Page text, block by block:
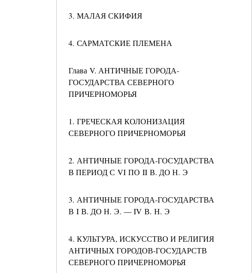
3. МАЛАЯ СКИФИЯ
4. САРМАТСКИЕ ПЛЕМЕНА
Глава V. АНТИЧНЫЕ ГОРОДА-
ГОСУДАРСТВА СЕВЕРНОГО
ПРИЧЕРНОМОРЬЯ
1. ГРЕЧЕСКАЯ КОЛОНИЗАЦИЯ
СЕВЕРНОГО ПРИЧЕРНОМОРЬЯ
2. АНТИЧНЫЕ ГОРОДА-ГОСУДАРСТВА
В ПЕРИОД С VI ПО II В. ДО Н. Э
3. АНТИЧНЫЕ ГОРОДА-ГОСУДАРСТВА
В I В. ДО Н. Э. — IV В. Н. Э
4. КУЛЬТУРА, ИСКУССТВО И РЕЛИГИЯ
АНТИЧНЫХ ГОРОДОВ-ГОСУДАРСТВ
СЕВЕРНОГО ПРИЧЕРНОМОРЬЯ